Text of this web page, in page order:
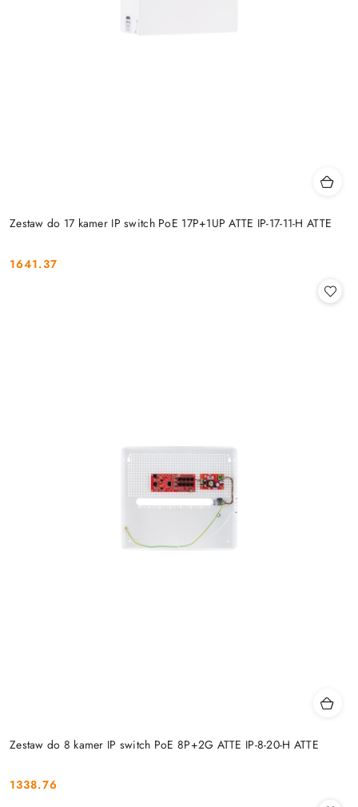
Zestaw do 17 kamer IP switch PoE 17P+1UP ATTE IP-17-11-H ATTE
Cena:
1641.37
Zestaw do 8 kamer IP switch PoE 8P+2G ATTE IP-8-20-H ATTE
Cena:
1338.76